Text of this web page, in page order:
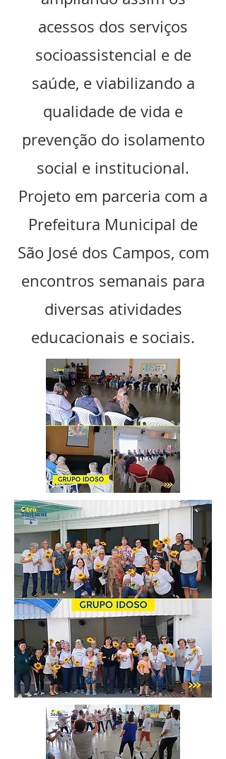
acessos dos serviços
socioassistencial e de
saúde, e viabilizando a
qualidade de vida e
prevenção do isolamento
social e institucional.
Projeto em parceria com a
Prefeitura Municipal de
São José dos Campos, com
encontros semanais para
diversas atividades
educacionais e sociais.